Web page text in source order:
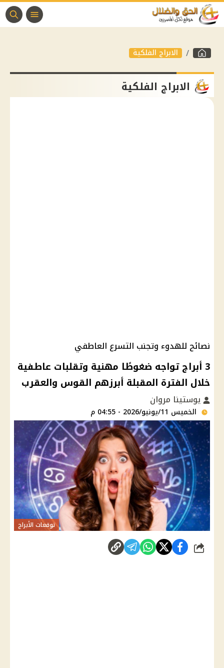
الابراج الفلكية
الابراج الفلكية
نصائح للهدوء وتجنب التسرع العاطفي
3 أبراج تواجه ضغوطًا مهنية وتقلبات عاطفية
خلال الفترة المقبلة أبرزهم القوس والعقرب
يوستينا مروان
الخميس 11/يونيو/2026 - 04:55 م
توقعات الأبراج
شارك